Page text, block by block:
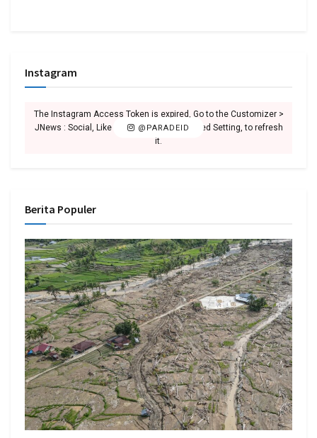
Instagram
@PARADEID
The Instagram Access Token is expired, Go to the Customizer >
JNews : Social, Like & View > Instagram Feed Setting, to refresh
it.
Berita Populer